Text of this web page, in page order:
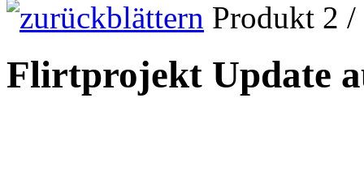
Produkt 2
Flirtprojekt Update